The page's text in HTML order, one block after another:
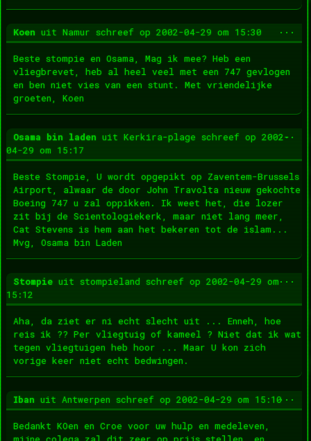
Koen uit Namur schreef op 2002-04-29 om 15:30
Beste stompie en Osama, Mag ik mee? Heb een
vliegbrevet, heb al heel veel met een 747 gevlogen
en ben niet vies van een stunt. Met vriendelijke
groeten, Koen
...
Osama bin laden uit Kerkira-plage schreef op 2002-
04-29 om 15:17
Beste Stompie, U wordt opgepikt op Zaventem-Brussels
Airport, alwaar de door John Travolta nieuw gekochte
Boeing 747 u zal oppikken. Ik weet het, die lozer
zit bij de Scientologiekerk, maar niet lang meer,
Cat Stevens is hem aan het bekeren tot de islam...
Mvg, Osama bin Laden
...
Stompie uit stompieland schreef op 2002-04-29 om
15:12
Aha, da ziet er ni echt slecht uit ... Enneh, hoe
reis ik ?? Per vliegtuig of kameel ? Niet dat ik wat
tegen vliegtuigen heb hoor ... Maar U kon zich
vorige keer niet echt bedwingen.
...
Iban uit Antwerpen schreef op 2002-04-29 om 15:10
Bedankt KOen en Croe voor uw hulp en medeleven,
...